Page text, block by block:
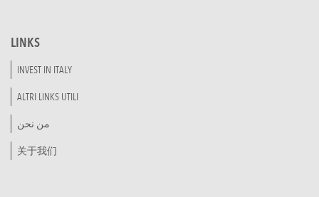
LINKS
INVEST IN ITALY
ALTRI LINKS UTILI
من نحن
关于我们